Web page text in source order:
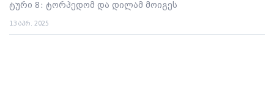
ტური 8: ტორპედომ და დილამ მოიგეს
13 აპრ. 2025